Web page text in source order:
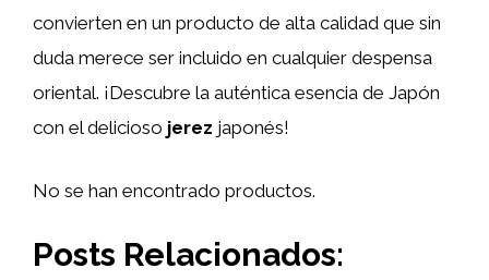
convierten en un producto de alta calidad que sin
duda merece ser incluido en cualquier despensa
oriental. ¡Descubre la auténtica esencia de Japón
con el delicioso jerez japonés!
No se han encontrado productos.
Posts Relacionados: